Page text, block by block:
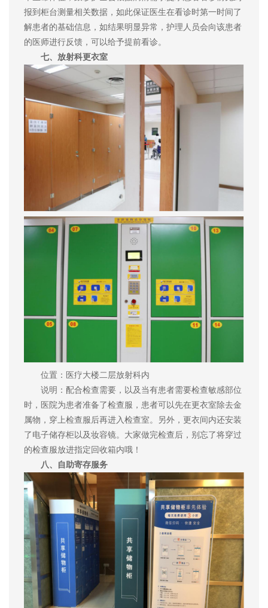
报到柜台测量相关数据，如此保证医生在看诊时第一时间了
解患者的基础信息，如结果明显异常，护理人员会向该患者
的医师进行反馈，可以给予提前看诊。
七、放射科更衣室
位置：医疗大楼二层放射科内
说明：配合检查需要，以及当有患者需要检查敏感部位
时，医院为患者准备了检查服，患者可以先在更衣室除去金
属物，穿上检查服后再进入检查室。另外，更衣间内还安装
了电子储存柜以及妆容镜。大家做完检查后，别忘了将穿过
的检查服放进指定回收箱内哦！
八、自助寄存服务